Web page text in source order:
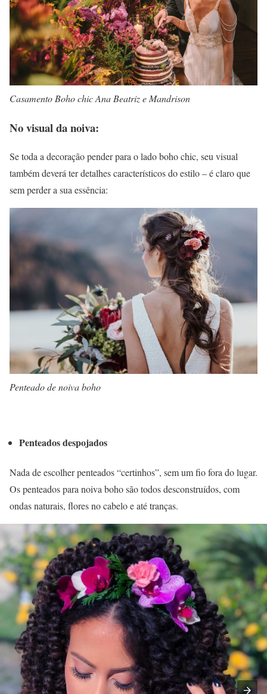
Casamento Boho chic Ana Beatriz e Mandrison
No visual da noiva:
Se toda a decoração pender para o lado boho chic, seu visual
também deverá ter detalhes característicos do estilo – é claro que
sem perder a sua essência:
Penteado de noiva boho
Penteados despojados
Nada de escolher penteados “certinhos”, sem um fio fora do lugar.
Os penteados para noiva boho são todos desconstruídos, com
ondas naturais, flores no cabelo e até tranças.